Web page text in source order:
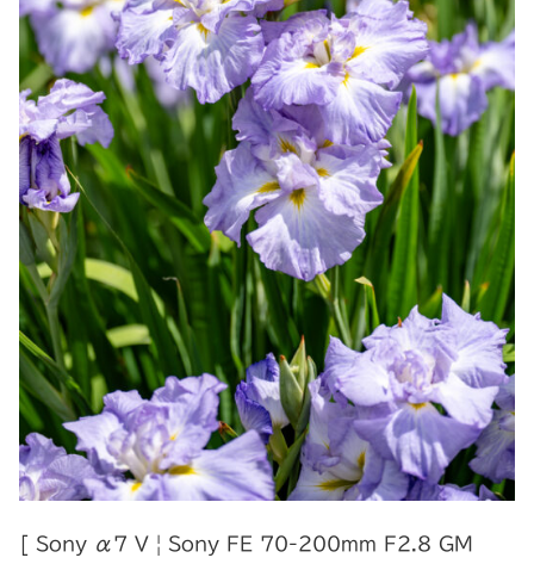
[ Sony α7 V | Sony FE 70-200mm F2.8 GM